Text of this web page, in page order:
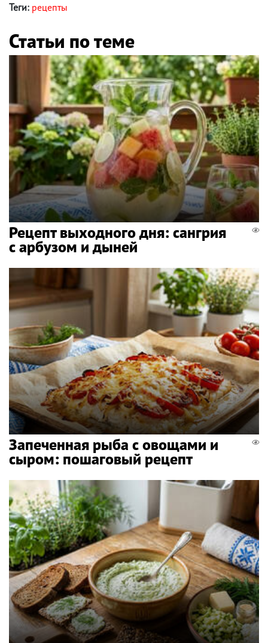
Теги: рецепты
Статьи по теме
Рецепт выходного дня: сангрия
с арбузом и дыней
Запеченная рыба с овощами и
сыром: пошаговый рецепт